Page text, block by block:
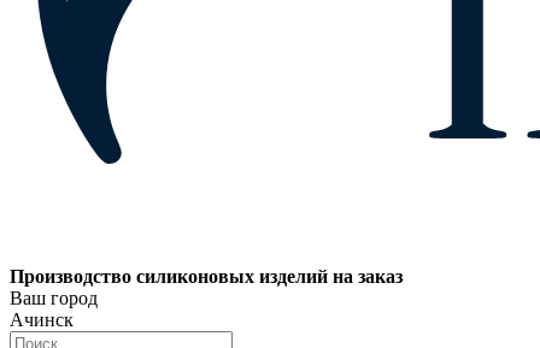
Производство силиконовых изделий на заказ
Ваш город
Ачинск